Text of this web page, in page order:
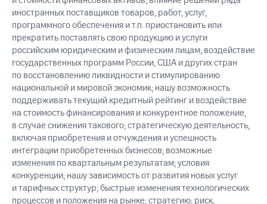
иностранных поставщиков товаров, работ, услуг,
программного обеспечения и т.п. приостановить или
прекратить поставлять свою продукцию и услуги
российским юридическим и физическим лицам; воздействие
государственных программ России, США и других стран
по восстановлению ликвидности и стимулированию
национальной и мировой экономик; нашу возможность
поддерживать текущий кредитный рейтинг и воздействие
на стоимость финансирования и конкурентное положение,
в случае снижения такового; стратегическую деятельность,
включая приобретения и отчуждения и успешность
интеграции приобретенных бизнесов; возможные
изменения по квартальным результатам; условия
конкуренции; нашу зависимость от развития новых услуг
и тарифных структур; быстрые изменения технологических
процессов и положения на рынке; стратегию; риск,